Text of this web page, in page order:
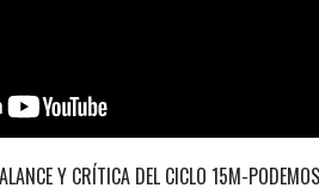
Y CRÍTICA DEL CICLO 15M-PODEMOS